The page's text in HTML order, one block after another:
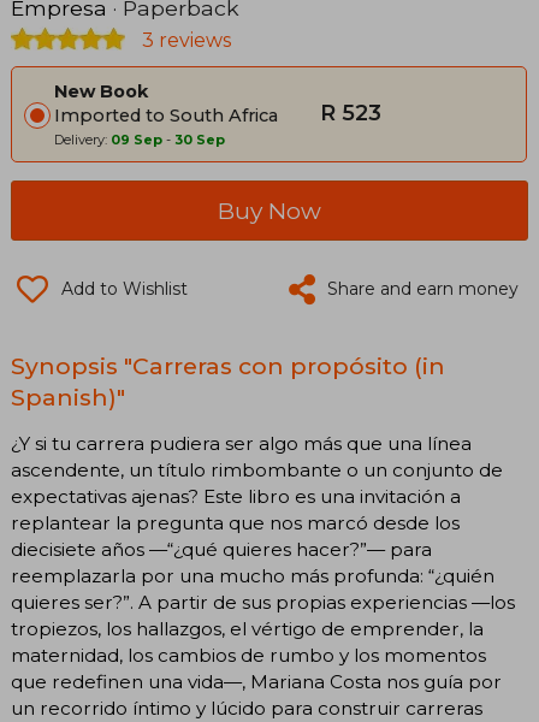
Empresa · Paperback
3 reviews
New Book
Imported to South Africa
Delivery: 09 Sep - 30 Sep
R 523
Buy Now
Add to Wishlist Share and earn money
Synopsis "Carreras con propósito (in
Spanish)"
¿Y si tu carrera pudiera ser algo más que una línea
ascendente, un título rimbombante o un conjunto de
expectativas ajenas? Este libro es una invitación a
replantear la pregunta que nos marcó desde los
diecisiete años —“¿qué quieres hacer?”— para
reemplazarla por una mucho más profunda: “¿quién
quieres ser?”. A partir de sus propias experiencias —los
tropiezos, los hallazgos, el vértigo de emprender, la
maternidad, los cambios de rumbo y los momentos
que redefinen una vida—, Mariana Costa nos guía por
un recorrido íntimo y lúcido para construir carreras